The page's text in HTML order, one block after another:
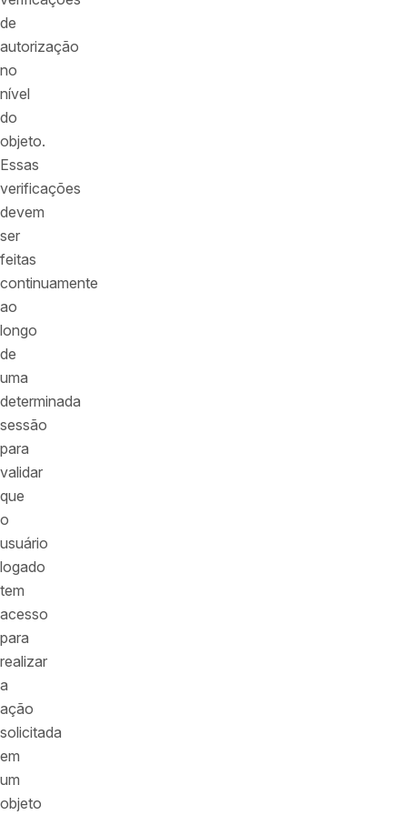
de
autorização
no
nível
do
objeto.
Essas
verificações
devem
ser
feitas
continuamente
ao
longo
de
uma
determinada
sessão
para
validar
que
o
usuário
logado
tem
acesso
para
realizar
a
ação
solicitada
em
um
objeto